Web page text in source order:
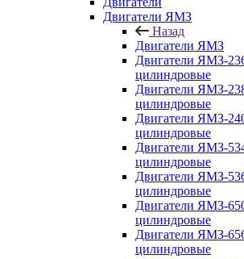
Двигатели ЯМЗ
Назад
Двигатели ЯМЗ
Двигатели ЯМЗ-
цилиндровые
Двигатели ЯМЗ-
цилиндровые
Двигатели ЯМЗ-
цилиндровые
Двигатели ЯМЗ-
цилиндровые
Двигатели ЯМЗ-
цилиндровые
Двигатели ЯМЗ-
цилиндровые
Двигатели ЯМЗ-
цилиндровые